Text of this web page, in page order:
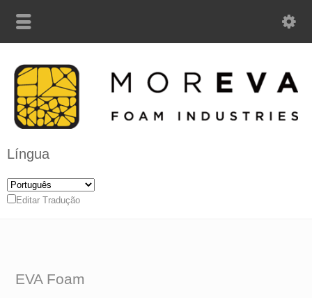
Língua
Editar Tradução
EVA Foam